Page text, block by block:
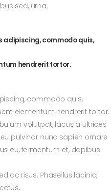
sed, urna.
adipiscing, commodo quis,
hendrerit tortor.
commodo quis,
elementum hendrerit tortor.
volutpat, lacus a ultrices
pulvinar nunc sapien ornare
eu, fermentum et, dapibus
ac risus. Phasellus lacinia,